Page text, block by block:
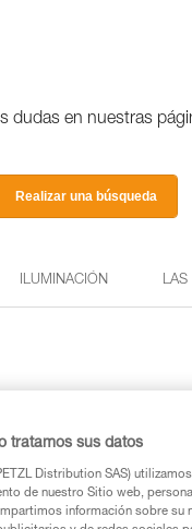
dudas en nuestras
Realizar una búsqueda
ILUMINACIÓN LAS
tratamos sus datos
Distribution SAS)
de nuestro Sitio web,
información sobre